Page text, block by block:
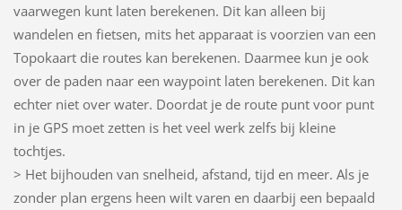
vaarwegen kunt laten berekenen. Dit kan alleen bij
wandelen en fietsen, mits het apparaat is voorzien van een
Topokaart die routes kan berekenen. Daarmee kun je ook
over de paden naar een waypoint laten berekenen. Dit kan
echter niet over water. Doordat je de route punt voor punt
in je GPS moet zetten is het veel werk zelfs bij kleine
tochtjes.
> Het bijhouden van snelheid, afstand, tijd en meer. Als je
zonder plan ergens heen wilt varen en daarbij een bepaald